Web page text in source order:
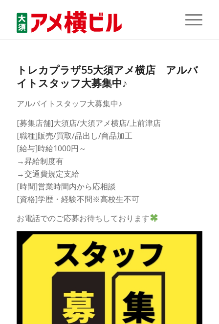
トレカプラザ55大須アメ横店 アルバ
イトスタッフ大募集中♪
アルバイトスタッフ大募集中♪
[募集店舗]大須店/大須アメ横店/上前津店
[職種]販売/買取/品出し/商品加工
[給与]時給1000円～
→昇給制度有
→交通費規定支給
[時間]営業時間内から応相談
[資格]学歴・経験不問※高校生不可
お電話でのご応募お待ちしております